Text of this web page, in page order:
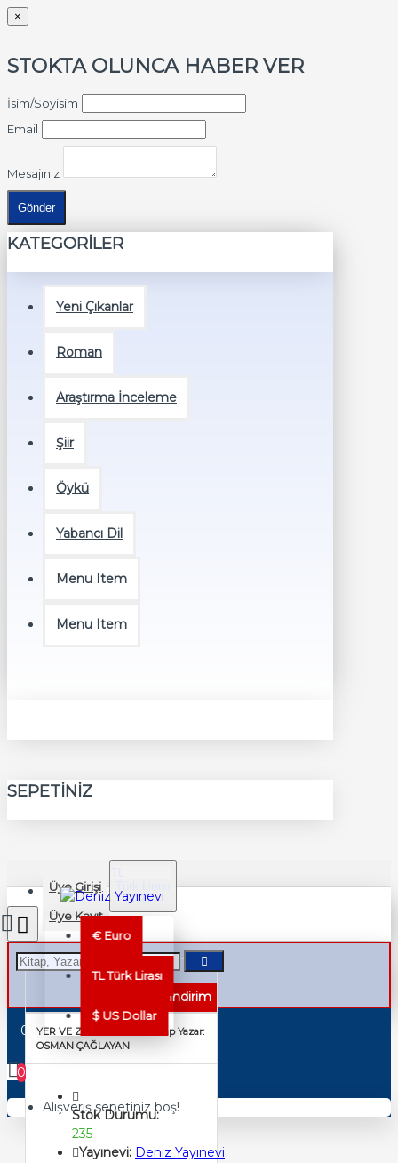
×
STOKTA OLUNCA HABER VER
İsim/Soyisim
Email
Mesajınız
Gönder
KATEGORİLER
Yeni Çıkanlar
Roman
Araştırma İnceleme
Şiir
Öykü
Yabancı Dil
Menu Item
Menu Item
SEPETINIZ
Üye Girişi
Üye Kayıt
TRY
€ Euro
TLTürk Lirası
$ US Dollar
0 ürün - 0,00TL
0
Alışveriş sepetiniz boş!
%40 İndirim
YER VE ZAMAN / Soru-Cevap Yazar:
OSMAN ÇAĞLAYAN
Stok Durumu:
235
Yayınevi: Deniz Yayınevi